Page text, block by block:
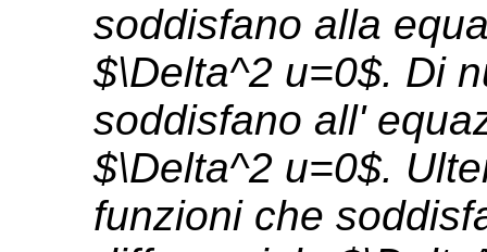
soddisfano alla
$\Delta^2 u=0$. Di
soddisfano all'
$\Delta^2 u=0$.
funzioni che